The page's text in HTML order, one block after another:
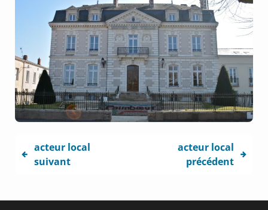
acteur local
suivant
acteur local
précédent